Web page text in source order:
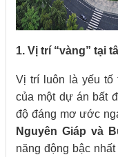
1. Vị trí “vàng” tại
Vị trí luôn là yếu tố
của một dự án bất
độ đáng mơ ước
Nguyên Giáp và
năng động bậc